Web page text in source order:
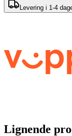
Levering i 1-4
Lignende